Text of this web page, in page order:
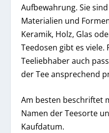
Aufbewahrung. Sie
Materialien und
Keramik, Holz, Glas
Teedosen gibt es viele.
Teeliebhaber auch
der Tee ansprechend
Am besten beschriftet
Namen der Teesorte
Kaufdatum.